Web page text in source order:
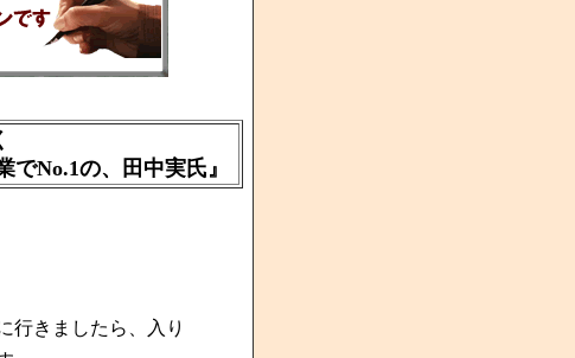
田中実氏』
行きましたら、入り